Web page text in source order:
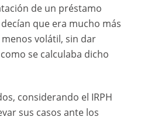
de un préstamo
que era mucho más
volátil, sin dar
se calculaba dicho
considerando el IRPH
sus casos ante los